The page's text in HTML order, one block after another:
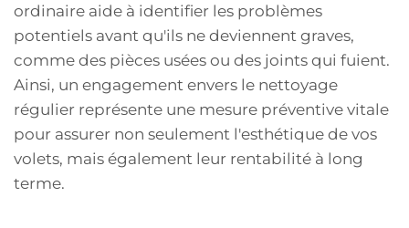
ordinaire aide à identifier les problèmes
potentiels avant qu'ils ne deviennent graves,
comme des pièces usées ou des joints qui fuient.
Ainsi, un engagement envers le nettoyage
régulier représente une mesure préventive vitale
pour assurer non seulement l'esthétique de vos
volets, mais également leur rentabilité à long
terme.